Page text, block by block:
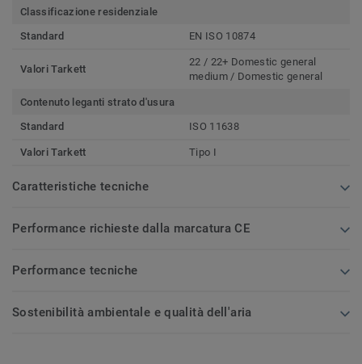
Classificazione residenziale
Standard
EN ISO 10874
Valori Tarkett
22 / 22+ Domestic general
medium / Domestic general
Contenuto leganti strato d'usura
Standard
ISO 11638
Valori Tarkett Tipo I
Caratteristiche tecniche
Performance richieste dalla marcatura CE
Performance tecniche
Sostenibilità ambientale e qualità dell'aria